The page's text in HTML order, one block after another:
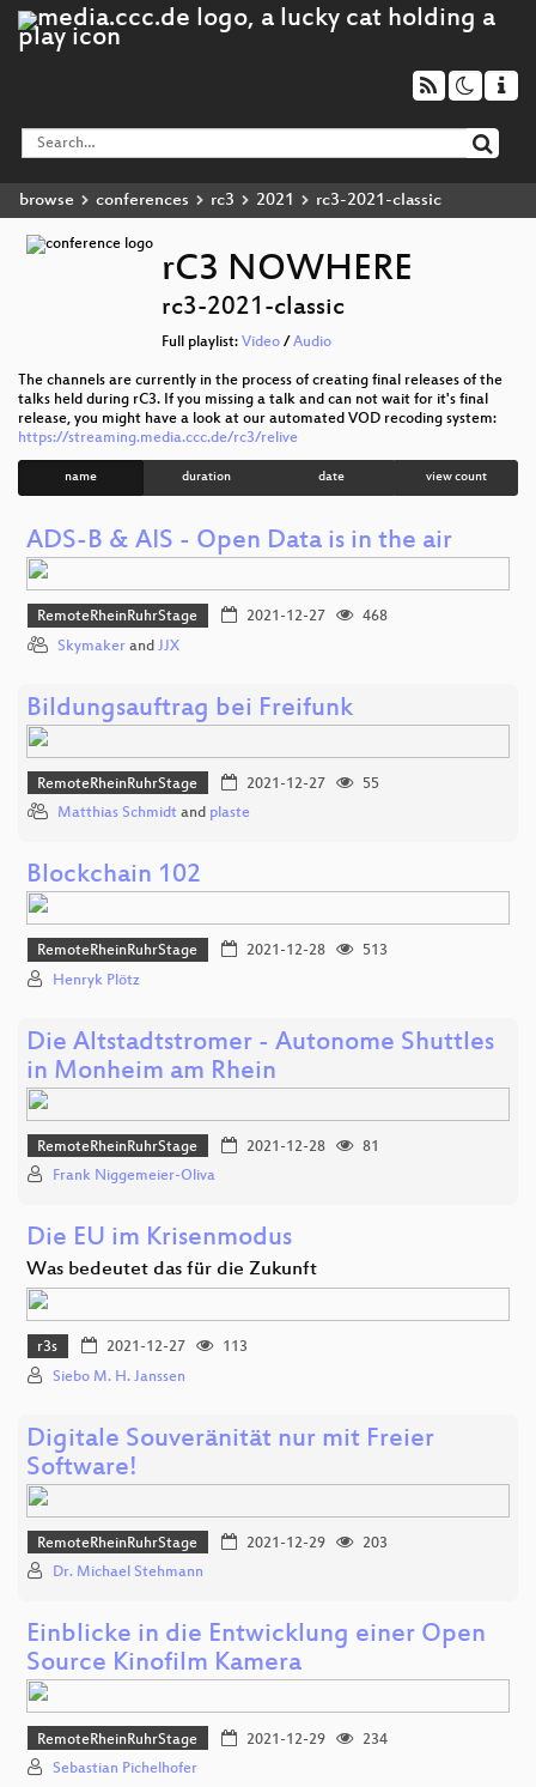
browse conferences rc3 2021 rc3-2021-classic
rC3 NOWHERE
rc3-2021-classic
Full playlist: Video / Audio
The channels are currently in the process of creating final releases of the
talks held during rC3. If you missing a talk and can not wait for it's final
release, you might have a look at our automated VOD recoding system:
https://streaming.media.ccc.de/rc3/relive
name duration date view count
ADS-B & AIS - Open Data is in the air
RemoteRheinRuhrStage 2021-12-27
468
Skymaker and JJX
Bildungsauftrag bei Freifunk
RemoteRheinRuhrStage 2021-12-27
55
Matthias Schmidt and plaste
Blockchain 102
RemoteRheinRuhrStage 2021-12-28
513
Henryk Plötz
Die Altstadtstromer - Autonome Shuttles
in Monheim am Rhein
RemoteRheinRuhrStage 2021-12-28
81
Frank Niggemeier-Oliva
Die EU im Krisenmodus
Was bedeutet das für die Zukunft
r3s 2021-12-27
113
Siebo M. H. Janssen
Digitale Souveränität nur mit Freier
Software!
RemoteRheinRuhrStage 2021-12-29
203
Dr. Michael Stehmann
Einblicke in die Entwicklung einer Open
Source Kinofilm Kamera
RemoteRheinRuhrStage 2021-12-29
234
Sebastian Pichelhofer